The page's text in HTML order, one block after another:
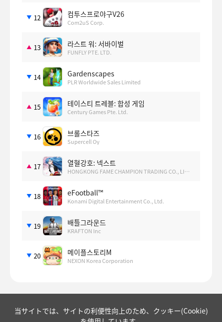
12 컴투스프로야구V26
Com2uS Corp.
13 라스트 워: 서바이벌
FUNFLY PTE. LTD.
14 Gardenscapes
PLR Worldwide Sales Limited
15 테이스티 트레블: 합성 게임
Century Games Pte. Ltd.
16 브롤스타즈
Supercell Oy
17 열혈강호: 넥스트
HONGKONG FAME CHAMPION TRADING CO., LIMITED
18 eFootball™
Konami Digital Entertainment Co., Ltd.
19 배틀그라운드
KRAFTON Inc
20 메이플스토리M
NEXON Korea Corporation
当サイトでは、サイトの利便性向上のため、クッキー(Cookie)